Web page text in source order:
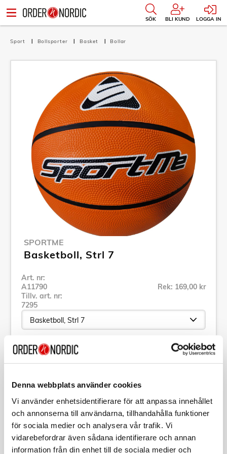
Denna webbplats använder cookies
Vi använder enhetsidentifierare för att anpassa innehållet
och annonserna till användarna, tillhandahålla funktioner
för sociala medier och analysera vår trafik. Vi
vidarebefordrar även sådana identifierare och annan
information från din enhet till de sociala medier och
SÖK BLI KUND LOGGA IN
Sport Bollsporter Basket Bollar
SPORTME
Basketboll, Strl 7
Art. nr:
A11790
Tillv. art. nr:
7295
Rek: 169,00 kr
Se alla produkter inom SportMe
Specifikation
Beskrivning
Art. nr:A11790